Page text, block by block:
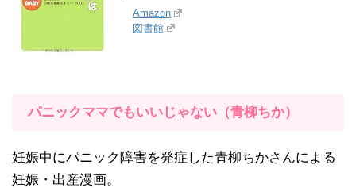
Amazon
図書館
パニックママでもいいじゃない（青柳ちか）
妊娠中にパニック障害を発症した青柳ちかさんによる
妊娠・出産漫画。